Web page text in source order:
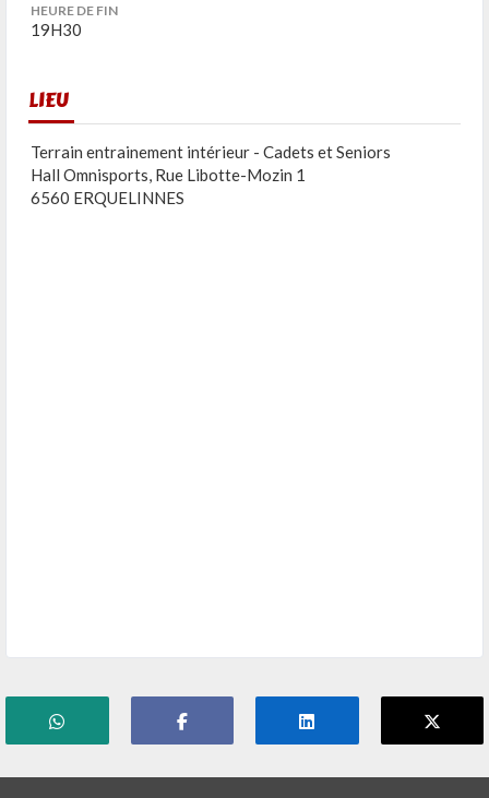
HEURE DE FIN
19H30
LIEU
Terrain entrainement intérieur - Cadets et Seniors
Hall Omnisports, Rue Libotte-Mozin 1
6560 ERQUELINNES